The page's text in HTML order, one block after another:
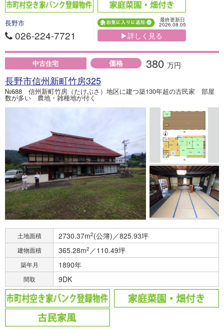
長野市
026-224-7721
最終更新日
2026.08.05
▶詳しく見る
中古住宅 価格 380 万円
長野市信州新町竹房325
№688 信州新町竹房（たけぶさ）地区に建つ築130年超の古民家 部屋
数が多い 農地・雑種地が付く
土地面積 2730.37m2(公簿)／825.93坪
建物面積 365.28m2 ／110.49坪
築年月 1890年
間取 9DK